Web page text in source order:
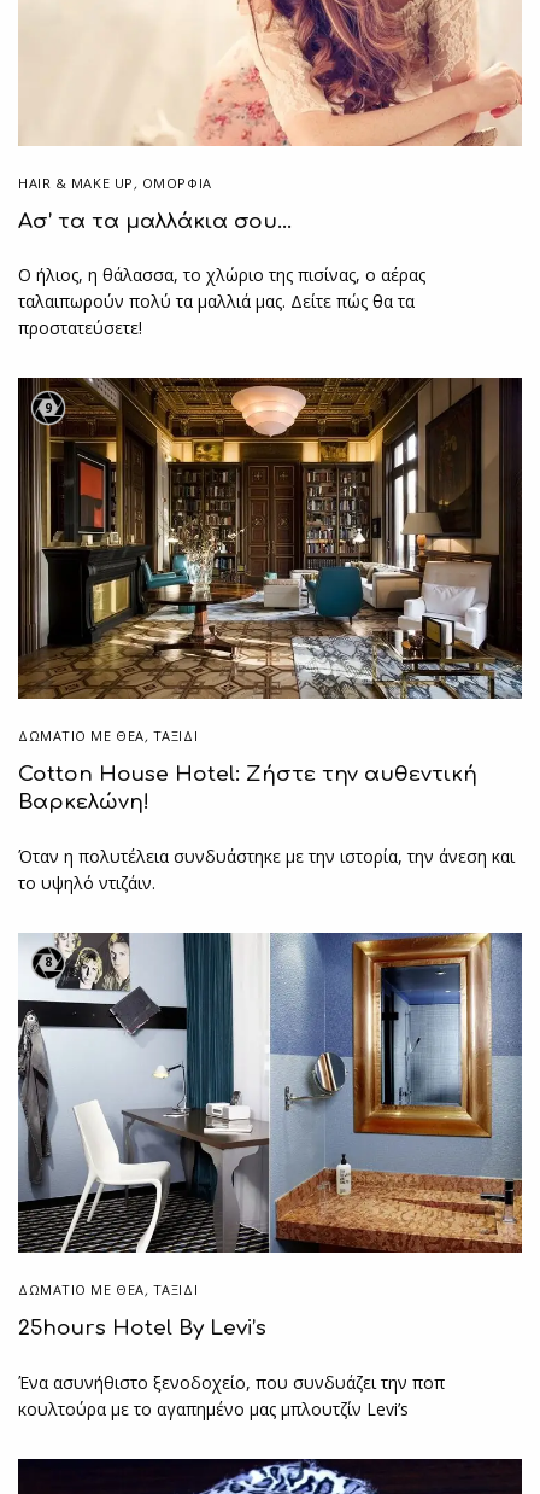
HAIR & MAKE UP , ΟΜΟΡΦΙΑ
Ασ’ τα τα μαλλάκια σου…
Ο ήλιος, η θάλασσα, το χλώριο της πισίνας, ο αέρας
ταλαιπωρούν πολύ τα μαλλιά μας. Δείτε πώς θα τα
προστατεύσετε!
9
ΔΩΜΆΤΙΟ ΜΕ ΘΈΑ, ΤΑΞΙΔΙ
Cotton House Hotel: Ζήστε την αυθεντική
Βαρκελώνη!
Όταν η πολυτέλεια συνδυάστηκε με την ιστορία, την άνεση και
το υψηλό ντιζάιν.
8
ΔΩΜΆΤΙΟ ΜΕ ΘΈΑ, ΤΑΞΙΔΙ
25hours Hotel By Levi’s
Ένα ασυνήθιστο ξενοδοχείο, που συνδυάζει την ποπ
κουλτούρα με το αγαπημένο μας μπλουτζίν Levi’s